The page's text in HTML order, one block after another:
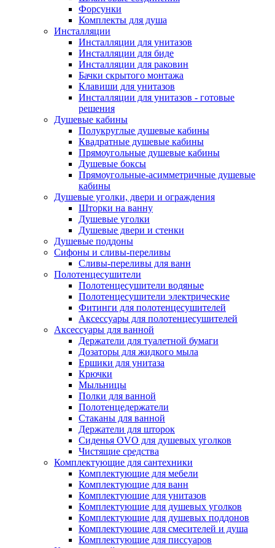
Форсунки
Комплекты для душа
Инсталляции
Инсталляции для унитазов
Инсталляции для биде
Инсталляции для раковин
Бачки скрытого монтажа
Клавиши для унитазов
Инсталляции для унитазов - готовые
решения
Душевые кабины
Полукруглые душевые кабины
Квадратные душевые кабины
Прямоугольные душевые кабины
Душевые боксы
Прямоугольные-асимметричные душевые
кабины
Душевые уголки, двери и ограждения
Шторки на ванну
Душевые уголки
Душевые двери и стенки
Душевые поддоны
Сифоны и сливы-переливы
Сливы-переливы для ванн
Полотенцесушители
Полотенцесушители водяные
Полотенцесушители электрические
Фитинги для полотенцесушителей
Аксессуары для полотенцесушителей
Аксессуары для ванной
Держатели для туалетной бумаги
Дозаторы для жидкого мыла
Ершики для унитаза
Крючки
Мыльницы
Полки для ванной
Полотенцедержатели
Стаканы для ванной
Держатели для шторок
Сиденья OVO для душевых уголков
Чистящие средства
Комплектующие для сантехники
Комплектующие для мебели
Комплектующие для ванн
Комплектующие для унитазов
Комплектующие для душевых уголков
Комплектующие для душевых поддонов
Комплектующие для смесителей и душа
Комплектующие для писсуаров